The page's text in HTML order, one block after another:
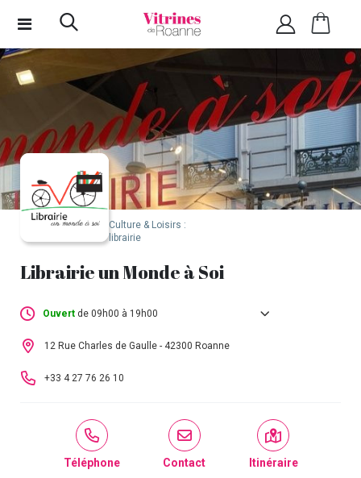
Culture & Loisirs :
librairie
Librairie un Monde à Soi
Ouvert de 09h00 à 19h00
Lundi : Fermé
Mardi :
Jeudi :
13h30 -
19h00
12 Rue Charles de Gaulle - 42300 Roanne
+33 4 27 76 26 10
Téléphone Contact Itinéraire